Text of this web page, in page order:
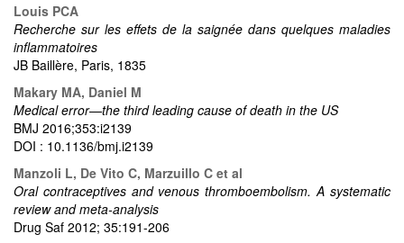
Louis PCA
Recherche sur les effets de la saignée dans quelques maladies
inflammatoires
JB Baillère, Paris, 1835
Makary MA, Daniel M
Medical error—the third leading cause of death in the US
BMJ 2016;353:i2139
DOI : 10.1136/bmj.i2139
Manzoli L, De Vito C, Marzuillo C et al
Oral contraceptives and venous thromboembolism. A systematic
review and meta-analysis
Drug Saf 2012; 35:191-206